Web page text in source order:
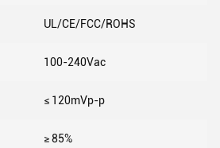
UL/CE/FCC/ROHS
100-240Vac
≤ 120mVp-p
≥ 85%